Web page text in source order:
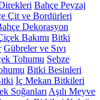
Bahçe Peyzaj
Çit ve Bordürleri
Dekorasyon
Bakımı Bitki
Gübreler ve Sıvı
Tohumu Sebze
Bitki Besinleri
İç Mekan Bitkileri
Soğanları Aşılı Meyve